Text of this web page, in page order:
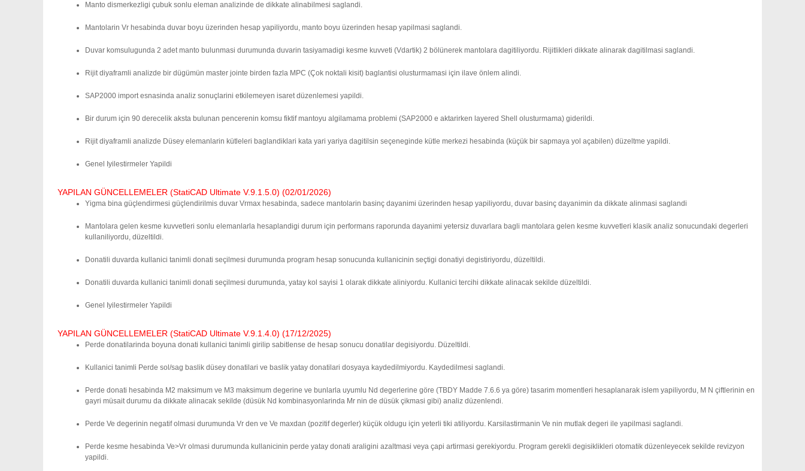
Manto dismerkezligi çubuk sonlu eleman analizinde de dikkate alinabilmesi saglandi.
Mantolarin Vr hesabinda duvar boyu üzerinden hesap yapiliyordu, manto boyu üzerinden hesap yapilmasi saglandi.
Duvar komsulugunda 2 adet manto bulunmasi durumunda duvarin tasiyamadigi kesme kuvveti (Vdartik) 2 bölünerek mantolara dagitiliyordu. Rijitlikleri dikkate alinarak dagitilmasi saglandi.
Rijit diyaframli analizde bir dügümün master jointe birden fazla MPC (Çok noktali kisit) baglantisi olusturmamasi için ilave önlem alindi.
SAP2000 import esnasinda analiz sonuçlarini etkilemeyen isaret düzenlemesi yapildi.
Bir durum için 90 derecelik aksta bulunan pencerenin komsu fiktif mantoyu algilamama problemi (SAP2000 e aktarirken layered Shell olusturmama) giderildi.
Rijit diyaframli analizde Düsey elemanlarin kütleleri baglandiklari kata yari yariya dagitilsin seçeneginde kütle merkezi hesabinda (küçük bir sapmaya yol açabilen) düzeltme yapildi.
Genel Iyilestirmeler Yapildi
YAPILAN GÜNCELLEMELER (StatiCAD Ultimate V.9.1.5.0) (02/01/2026)
Yigma bina güçlendirmesi güçlendirilmis duvar Vrmax hesabinda, sadece mantolarin basinç dayanimi üzerinden hesap yapiliyordu, duvar basinç dayanimin da dikkate alinmasi saglandi
Mantolara gelen kesme kuvvetleri sonlu elemanlarla hesaplandigi durum için performans raporunda dayanimi yetersiz duvarlara bagli mantolara gelen kesme kuvvetleri klasik analiz sonucundaki degerleri
kullaniliyordu, düzeltildi.
Donatili duvarda kullanici tanimli donati seçilmesi durumunda program hesap sonucunda kullanicinin seçtigi donatiyi degistiriyordu, düzeltildi.
Donatili duvarda kullanici tanimli donati seçilmesi durumunda, yatay kol sayisi 1 olarak dikkate aliniyordu. Kullanici tercihi dikkate alinacak sekilde düzeltildi.
Genel Iyilestirmeler Yapildi
YAPILAN GÜNCELLEMELER (StatiCAD Ultimate V.9.1.4.0) (17/12/2025)
Perde donatilarinda boyuna donati kullanici tanimli girilip sabitlense de hesap sonucu donatilar degisiyordu. Düzeltildi.
Kullanici tanimli Perde sol/sag baslik düsey donatilari ve baslik yatay donatilari dosyaya kaydedilmiyordu. Kaydedilmesi saglandi.
Perde donati hesabinda M2 maksimum ve M3 maksimum degerine ve bunlarla uyumlu Nd degerlerine göre (TBDY Madde 7.6.6 ya göre) tasarim momentleri hesaplanarak islem yapiliyordu, M N çiftlerinin en
gayri müsait durumu da dikkate alinacak sekilde (düsük Nd kombinasyonlarinda Mr nin de düsük çikmasi gibi) analiz düzenlendi.
Perde Ve degerinin negatif olmasi durumunda Vr den ve Ve maxdan (pozitif degerler) küçük oldugu için yeterli tiki atiliyordu. Karsilastirmanin Ve nin mutlak degeri ile yapilmasi saglandi.
Perde kesme hesabinda Ve>Vr olmasi durumunda kullanicinin perde yatay donati araligini azaltmasi veya çapi artirmasi gerekiyordu. Program gerekli degisiklikleri otomatik düzenleyecek sekilde revizyon
yapildi.